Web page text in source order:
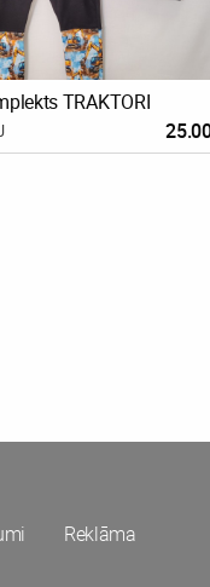
TRAKTORI
Reklāma